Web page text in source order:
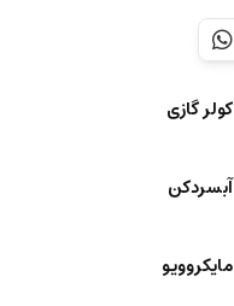
کولر گازی
آبسردکن
مایکروویو